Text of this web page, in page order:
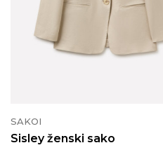
SAKOI
Sisley ženski sako